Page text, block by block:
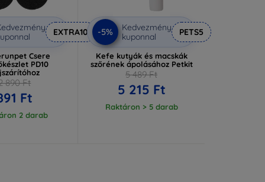
EXTRA10
Csere
PD10
890 Ft
Ft
2 darab
-5%
Kedvezmény
kuponnal
PETS5
Kefe kutyák és macskák
szőrének ápolásához Petkit
5 489 Ft
5 215 Ft
Raktáron > 5 darab